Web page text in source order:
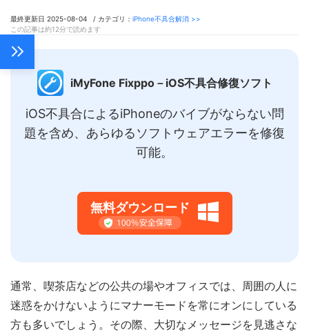
最終更新日 2025-08-04 / カテゴリ： iPhone不具合解消 >>
この記事は約12分で読めます
iMyFone Fixppo－iOS不具合修復ソフト
iOS不具合によるiPhoneのバイブがならない問
題を含め、あらゆるソフトウェアエラーを修復
可能。
無料ダウンロード
通常、喫茶店などの公共の場やオフィスでは、周囲の人に
迷惑をかけないようにマナーモードを常にオンにしている
方も多いでしょう。その際、大切なメッセージを見逃さな